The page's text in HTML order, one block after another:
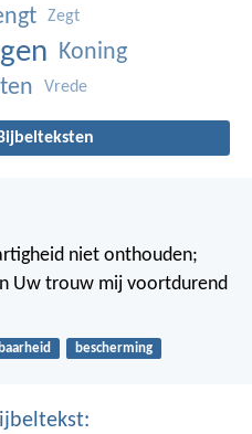
Zegt
Koning
Vrede
niet onthouden;
Uw trouw mij voortdurend
bescherming